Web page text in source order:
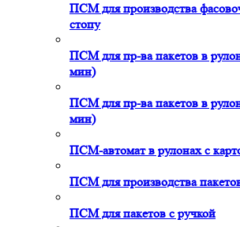
ПСМ для производства
стопу
ПСМ для пр-ва пакетов в
мин)
ПСМ для пр-ва пакетов в
мин)
ПСМ-автомат в рулонах с
ПСМ для производства
ПСМ для пакетов с ручкой